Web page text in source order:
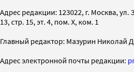
Адрес редакции: 123022, г. Москва, ул.
13, стр. 15, эт. 4, пом. X, ком. 1
Главный редактор: Мазурин Николай
Адрес электронной почты редакции: